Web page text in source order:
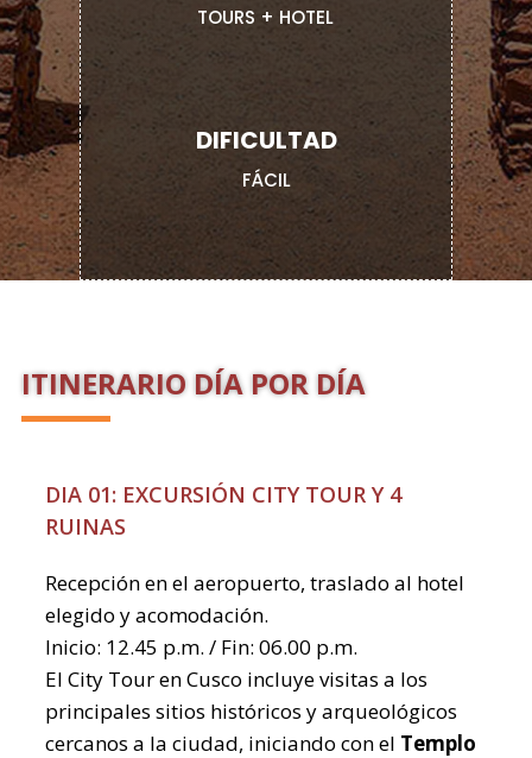
TOURS + HOTEL
DIFICULTAD
FÁCIL
ITINERARIO DÍA POR DÍA
DIA 01: EXCURSIÓN CITY TOUR Y 4
RUINAS
Recepción en el aeropuerto, traslado al hotel
elegido y acomodación.
Inicio: 12.45 p.m. / Fin: 06.00 p.m.
El City Tour en Cusco incluye visitas a los
principales sitios históricos y arqueológicos
cercanos a la ciudad, iniciando con el Templo